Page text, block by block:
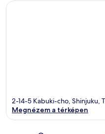
2-14-5 Kabuki-cho, Shinjuku,
Megnézem a térképen